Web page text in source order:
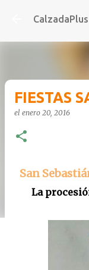
CalzadaPlus
FIESTAS
el enero 20, 2016
San
La